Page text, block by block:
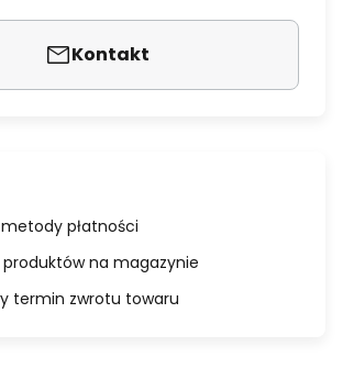
Kontakt
płatności
produktów na magazynie
termin zwrotu towaru